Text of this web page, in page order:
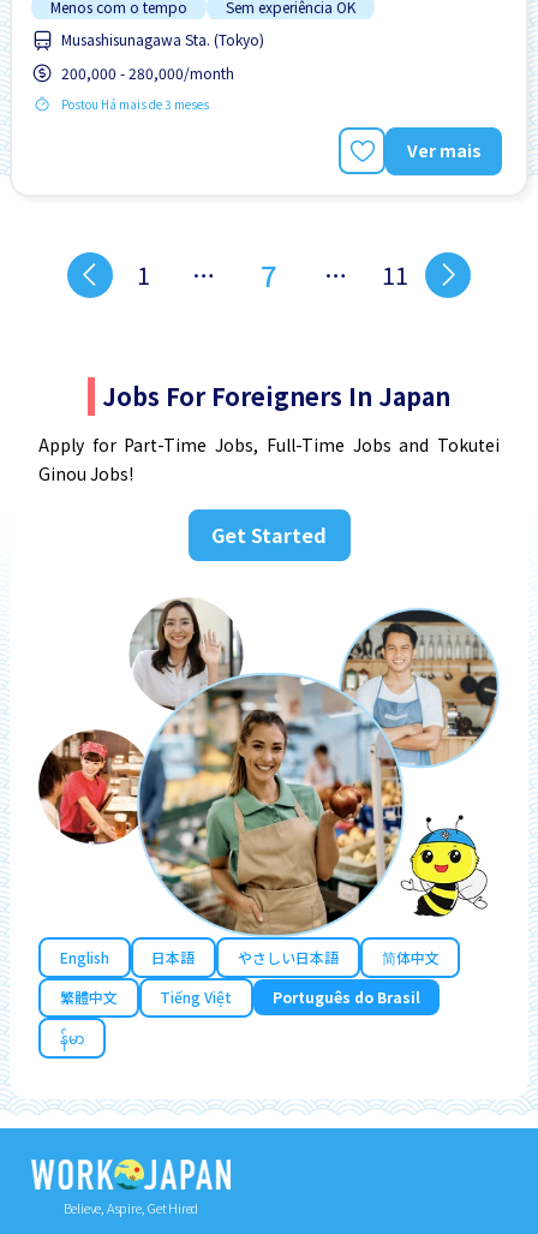
Menos com o tempo
Sem experiência OK
Musashisunagawa Sta. (Tokyo)
200,000 - 280,000/month
Postou Há mais de 3 meses
Ver mais
1 … 7 … 11
Jobs For Foreigners In Japan
Apply for Part-Time Jobs, Full-Time Jobs and Tokutei
Ginou Jobs!
Get Started
English 日本語 やさしい日本語
简体中文
繁體中文
Tiếng Việt
Português do Brasil
န်မာ
Believe, Aspire, Get Hired